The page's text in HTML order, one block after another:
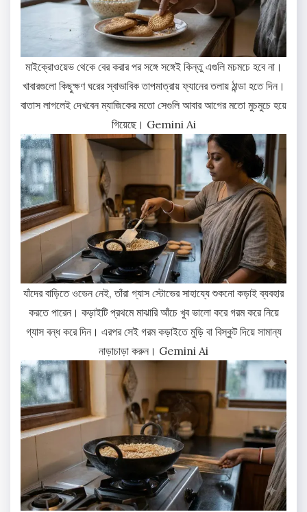
মাইক্রোওয়েভ থেকে বের করার পর সঙ্গে সঙ্গেই কিন্তু এগুলি মচমচে হবে না।
খাবারগুলো কিছুক্ষণ ঘরের স্বাভাবিক তাপমাত্রায় ফ্যানের তলায় ঠান্ডা হতে দিন।
বাতাস লাগলেই দেখবেন ম্যাজিকের মতো সেগুলি আবার আগের মতো মুচমুচে হয়ে
গিয়েছে। Gemini Ai
যাঁদের বাড়িতে ওভেন নেই, তাঁরা গ্যাস স্টোভের সাহায্যে শুকনো কড়াই ব্যবহার
করতে পারেন। কড়াইটি প্রথমে মাঝারি আঁচে খুব ভালো করে গরম করে নিয়ে
গ্যাস বন্ধ করে দিন। এরপর সেই গরম কড়াইতে মুড়ি বা বিস্কুট দিয়ে সামান্য
নাড়াচাড়া করুন। Gemini Ai